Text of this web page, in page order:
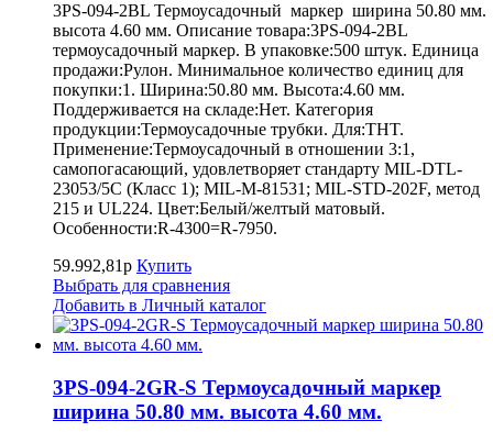
3PS-094-2BL Термоусадочный маркер ширина 50.80 мм.
высота 4.60 мм. Описание товара:3PS-094-2BL
термоусадочный маркер. В упаковке:500 штук. Единица
продажи:Рулон. Минимальное количество единиц для
покупки:1. Ширина:50.80 мм. Высота:4.60 мм.
Поддерживается на складе:Нет. Категория
продукции:Термоусадочные трубки. Для:THT.
Применение:Термоусадочный в отношении 3:1,
самопогасающий, удовлетворяет стандарту MIL-DTL-
23053/5C (Класс 1); MIL-M-81531; MIL-STD-202F, метод
215 и UL224. Цвет:Белый/желтый матовый.
Особенности:R-4300=R-7950.
59.992,81р Купить
Выбрать для сравнения
Добавить в Личный каталог
3PS-094-2GR-S Термоусадочный маркер
ширина 50.80 мм. высота 4.60 мм.